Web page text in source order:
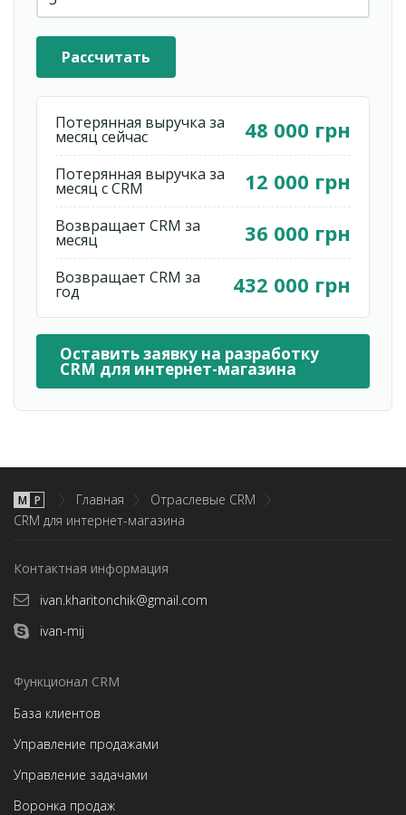
Рассчитать
Потерянная выручка за
месяц сейчас 48 000 грн
Потерянная выручка за
месяц с CRM 12 000 грн
Возвращает CRM за
месяц 36 000 грн
Возвращает CRM за
год 432 000 грн
Оставить заявку на разработку
CRM для интернет-магазина
М P Главная
Отраслевые CRM
CRM для интернет-магазина
Контактная информация
ivan.kharitonchik@gmail.com
ivan-mij
Функционал CRM
База клиентов
Управление продажами
Управление задачами
Воронка продаж